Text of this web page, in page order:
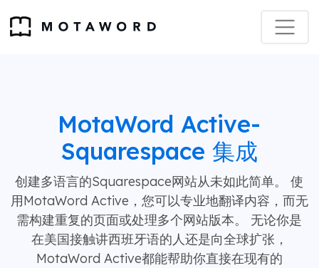
MotaWord Active-
Squarespace 集成
创建多语言的Squarespace网站从未如此简单。 使
用MotaWord Active，您可以专业地翻译内容，而无
需构建重复的页面或处理多个网站版本。 无论你是
在美国接触讲西班牙语的人还是向全球扩张，
MotaWord Active都能帮助你直接在现有的